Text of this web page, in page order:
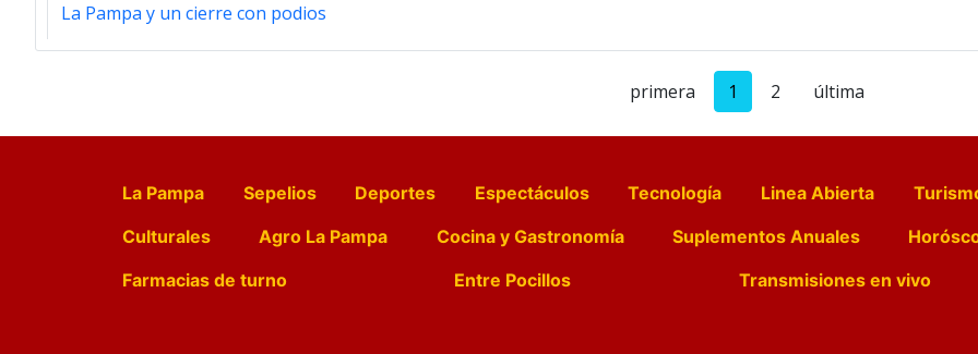
La Pampa y un cierre con podios
primera 1 2 última
La Pampa Sepelios Deportes Espectáculos Tecnología Linea Abierta
Culturales
Agro La Pampa Cocina y Gastronomía Suplementos Anuales
Farmacias de turno
Entre Pocillos Transmisiones en vivo